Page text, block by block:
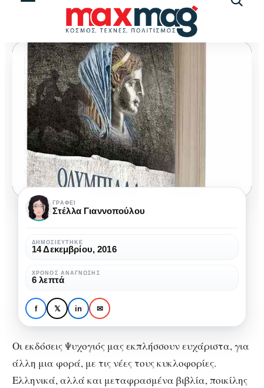
Νέες κυκλοφορίες από
τις εκδόσεις Ψυχογιός
Νέες
κυκλοφορίες
από
εκδόσεις
Ψυχογιός
ΓΡΆΦΕΙ
Στέλλα Γιαννοπούλου
ΔΗΜΟΣΙΕΎΤΗΚΕ
14 Δεκεμβρίου, 2016
ΧΡΌΝΟΣ ΑΝΆΓΝΩΣΗΣ
6 λεπτά
f 𝕏 in ✉
Οι εκδόσεις Ψυχογιός μας εκπλήσσουν ευχάριστα, για
άλλη μια φορά, με τις νέες τους κυκλοφορίες.
Ελληνικά, αλλά και μεταφρασμένα βιβλία, ποικίλης